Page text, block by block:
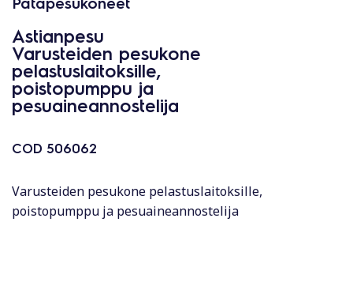
Astianpesu
Varusteiden pesukone
pelastuslaitoksille,
poistopumppu ja
pesuaineannostelija
COD 506062
Varusteiden pesukone pelastuslaitoksille,
poistopumppu ja pesuaineannostelija